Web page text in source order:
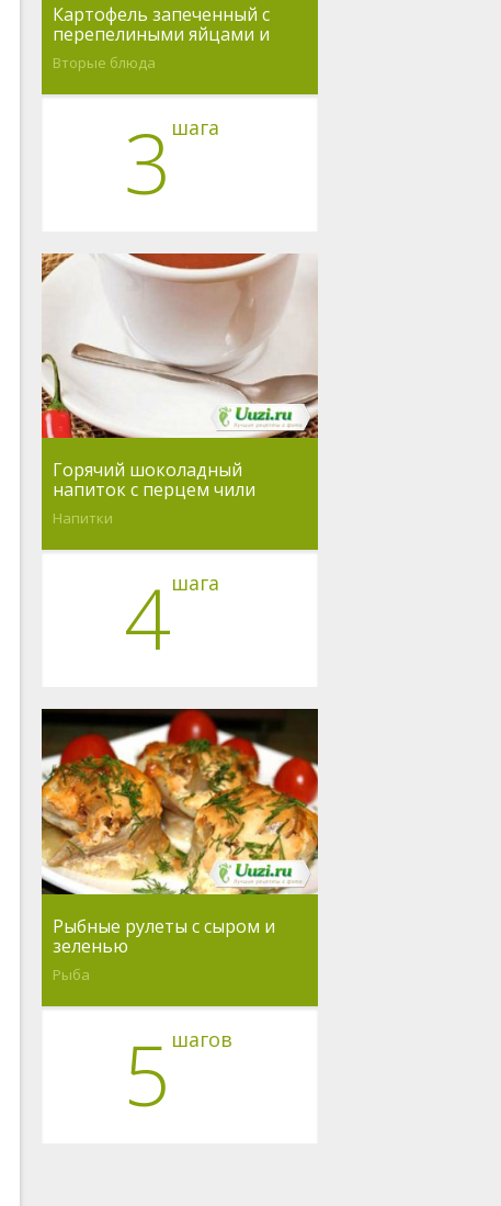
Картофель запеченный с
перепелиными яйцами и
сыром
Вторые блюда
3 шага
Горячий шоколадный
напиток с перцем чили
Напитки
4шага
Рыбные рулеты с сыром и
зеленью
Рыба
5 шагов